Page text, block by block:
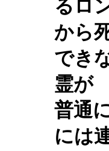
るロ
から
でき
霊が
普通
には